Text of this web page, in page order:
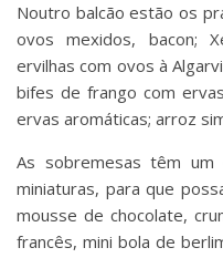
Noutro balcão estão os
ovos mexidos, bacon;
ervilhas com ovos à
bifes de frango com
ervas aromáticas; arroz
As sobremesas têm
miniaturas, para que
mousse de chocolate,
francês, mini bola de